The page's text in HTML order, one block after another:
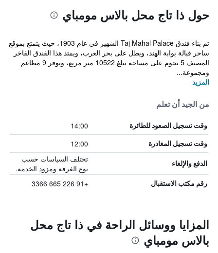
حول ذا تاج محل بالاس مومباي
تم بناء فندق Taj Mahal Palace الشهير في عام 1903، حيث يتمتع بموقع
ساحر قبالة بوابة الهند، ويطل على بحر العرب، ويمتد هذا الفندق الفاخر
المصنف 5 نجوم على مساحة تبلغ 10522 متر مربع، ويوفر 9 مطاعم
ومجموعة...
المزيد
من الجيد أن تعلم
وقت تسجيل الصعود للطائرة 14:00
وقت تسجيل المغادرة 12:00
الدفع والإلغاء
تختلف السياسات حسب
نوع الغرفة ومزود الخدمة.
رقم مكتب الاستقبال +91 226 665 3366
المزايا ووسائل الراحة في ذا تاج محل
بالاس مومباي